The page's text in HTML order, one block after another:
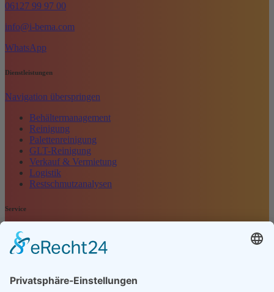
06127 99 97 00
info@i-bema.com
WhatsApp
Dienstleistungen
Navigation überspringen
Behältermanagement
Reinigung
Palettenreinigung
GLT-Reinigung
Verkauf & Vermietung
Logistik
Restschmutzanalysen
Service
Navigation überspringen
Kontakt
Anfrage
Impressum